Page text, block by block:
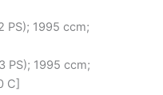
PS); 1995 ccm;
PS); 1995 ccm;
C]